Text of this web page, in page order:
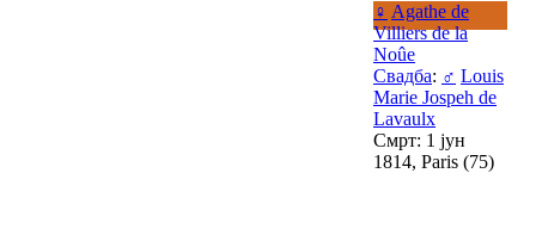
♀ Agathe de
Villiers de la
Noûe
Свадба: ♂ Louis
Marie Jospeh de
Lavaulx
Смрт: 1 јун
1814, Paris (75)